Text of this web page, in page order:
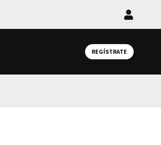
Iniciar
REGÍSTRATE